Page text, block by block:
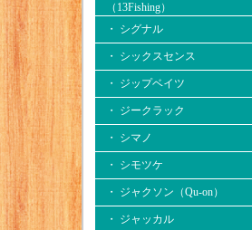
（13Fishing）
・ シグナル
・ シックスセンス
・ ジップベイツ
・ ジークラック
・ シマノ
・ シモツケ
・ ジャクソン（Qu-on）
・ ジャッカル